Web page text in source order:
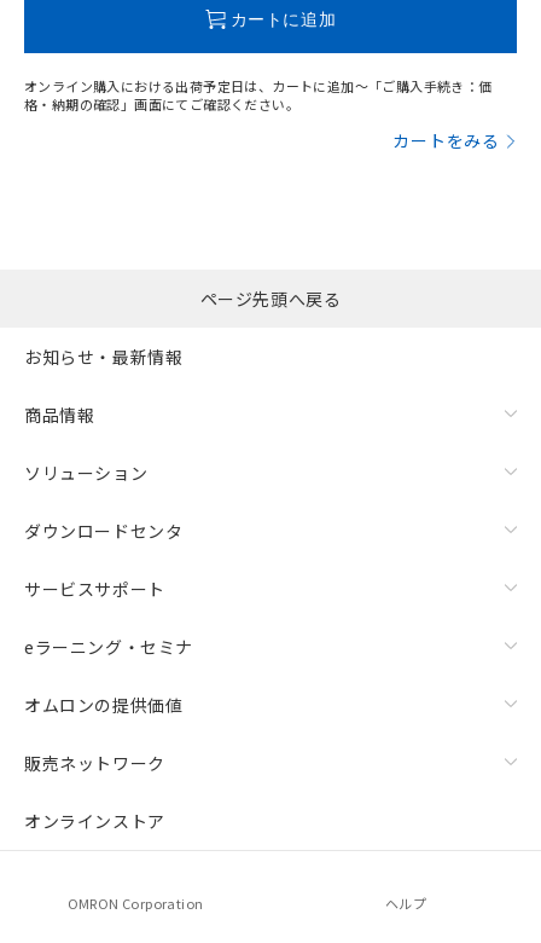
カートに追加
オンライン購入における出荷予定日は、カートに追加～「ご購入手続き：価
格・納期の確認」画面にてご確認ください。
カートをみる
ページ先頭へ戻る
お知らせ・最新情報
商品情報
ソリューション
ダウンロードセンタ
サービスサポート
eラーニング・セミナ
オムロンの提供価値
販売ネットワーク
オンラインストア
OMRON Corporation ヘルプ